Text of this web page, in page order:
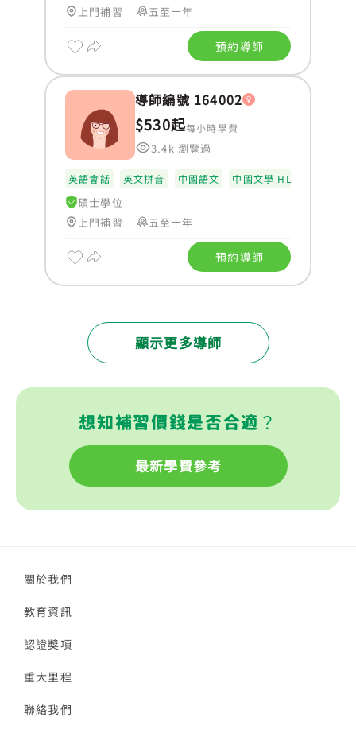
上門補習
五至十年
預約導師
導師編號 164002
$530起每小時學費
3.4k 瀏覽過
英語會話 英文拼音 中國語文 中國文學 HL
碩士學位
上門補習
五至十年
預約導師
顯示更多導師
想知補習價錢是否合適？
最新學費參考
關於我們
教育資訊
認證獎項
重大里程
聯絡我們